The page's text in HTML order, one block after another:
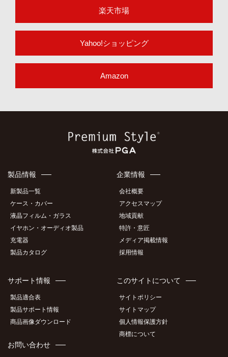
楽天市場
Yahoo!ショッピング
Amazon
製品情報
新製品一覧
ケース・カバー
液晶フィルム・ガラス
イヤホン・オーディオ製品
充電器
製品カタログ
企業情報
会社概要
アクセスマップ
地域貢献
特許・意匠
メディア掲載情報
採用情報
サポート情報
製品適合表
製品サポート情報
商品画像ダウンロード
お問い合わせ
このサイトについて
サイトポリシー
サイトマップ
個人情報保護方針
商標について